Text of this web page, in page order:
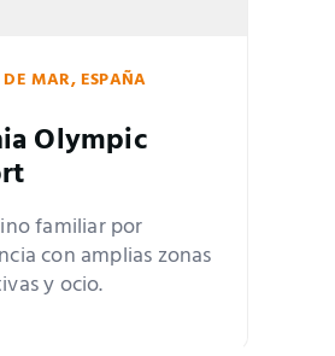
DE MAR, ESPAÑA
Olympic
familiar por
con amplias zonas
y ocio.